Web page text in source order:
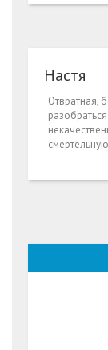
Настя
Отвратная,